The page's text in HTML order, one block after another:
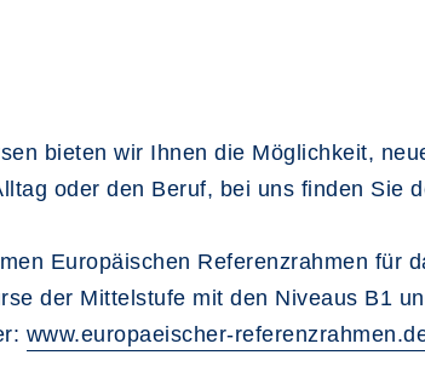
bieten wir Ihnen die Möglichkeit,
oder den Beruf, bei uns finden Sie
Europäischen Referenzrahmen für
der Mittelstufe mit den Niveaus B1
www.europaeischer-